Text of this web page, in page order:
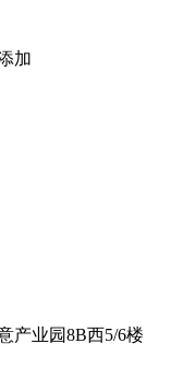
加
产业园8B西5/6楼